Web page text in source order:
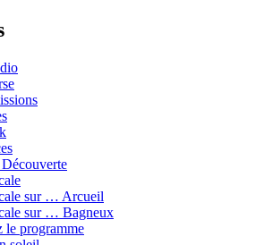
sur … Arcueil
sur … Bagneux
le programme